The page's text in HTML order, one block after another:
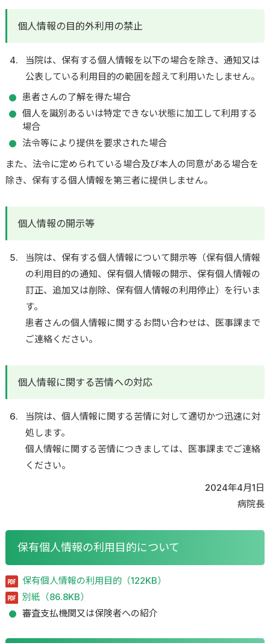
個人情報の目的外利用の禁止
当院は、保有する個人情報を以下の場合を除き、通知又は
公表している利用目的の範囲を超えて利用いたしません。
患者さんの了解を得た場合
個人を識別あるいは特定できない状態に加工して利用する
場合
法令等により提供を要求された場合
また、法令に定められている場合及び本人の同意がある場合を
除き、保有する個人情報を第三者に提供しません。
個人情報の開示等
当院は、保有する個人情報について開示等（保有個人情報
の利用目的の通知、保有個人情報の開示、保有個人情報の
訂正、追加又は削除、保有個人情報の利用停止）を行いま
す。
患者さんの個人情報に関するお問い合わせは、医事課まで
ご連絡ください。
個人情報に関する苦情への対応
当院は、個人情報に関する苦情に対して適切かつ迅速に対
処します。
個人情報に関する苦情につきましては、医事課までご連絡
ください。
2024年4月1日
病院長
保有個人情報の利用目的について
保有個人情報の利用目的（122KB）
別紙（86.8KB）
審査支払機関又は保険者への紹介